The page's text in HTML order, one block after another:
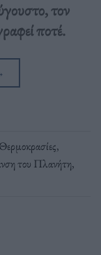
τον
ποτέ.
,
του Πλανήτη,